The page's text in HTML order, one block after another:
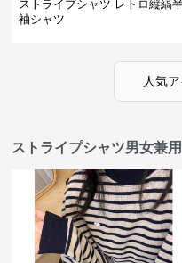
ストライプシャツ レトロ縦縞
袖シャツ
人気
ストライプシャツ男女兼